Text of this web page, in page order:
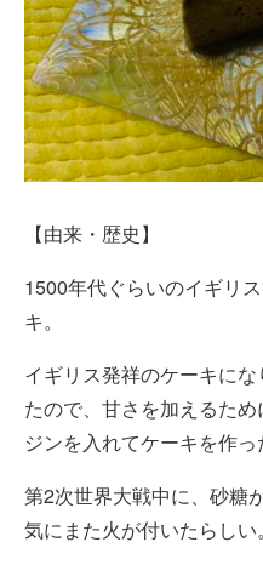
【由来・歴史】
1500年代ぐらいのイギリ
キ。
イギリス発祥のケーキに
たので、甘さを加えるた
ジンを入れてケーキを作っ
第2次世界大戦中に、砂糖
気にまた火が付いたらしい。